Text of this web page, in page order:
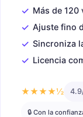
✓ Más de 120
✓ Ajuste fino
✓ Sincroniza
✓ Licencia
★★★★½
🔒 Con la